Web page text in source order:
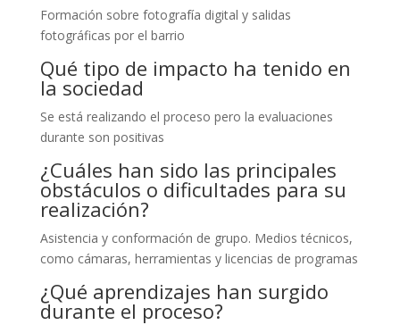
Formación sobre fotografía digital y salidas
fotográficas por el barrio
Qué tipo de impacto ha tenido en
la sociedad
Se está realizando el proceso pero la evaluaciones
durante son positivas
¿Cuáles han sido las principales
obstáculos o dificultades para su
realización?
Asistencia y conformación de grupo. Medios técnicos,
como cámaras, herramientas y licencias de programas
¿Qué aprendizajes han surgido
durante el proceso?